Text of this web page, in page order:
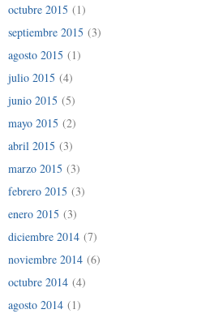
octubre 2015 (1)
septiembre 2015 (3)
agosto 2015 (1)
julio 2015 (4)
junio 2015 (5)
mayo 2015 (2)
abril 2015 (3)
marzo 2015 (3)
febrero 2015 (3)
enero 2015 (3)
diciembre 2014 (7)
noviembre 2014 (6)
octubre 2014 (4)
agosto 2014 (1)